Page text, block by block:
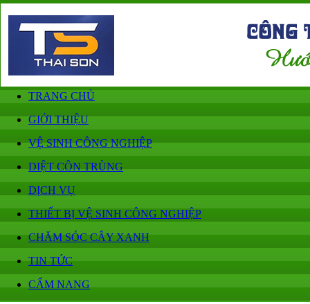
TRANG CHỦ
GIỚI THIỆU
VỆ SINH CÔNG NGHIỆP
DIỆT CÔN TRÙNG
DỊCH VỤ
THIẾT BỊ VỆ SINH CÔNG NGHIỆP
CHĂM SÓC CÂY XANH
TIN TỨC
CẨM NANG